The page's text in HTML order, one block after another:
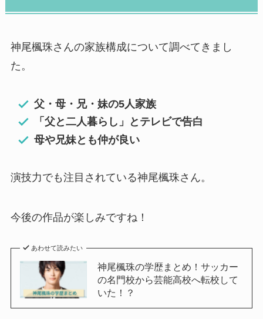
神尾楓珠さんの家族構成について調べてきまし
た。
父・母・兄・妹の5人家族
「父と二人暮らし」とテレビで告白
母や兄妹とも仲が良い
演技力でも注目されている神尾楓珠さん。
今後の作品が楽しみですね！
あわせて読みたい
神尾楓珠の学歴まとめ！サッカー
の名門校から芸能高校へ転校して
いた！？